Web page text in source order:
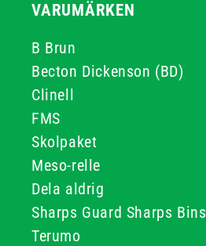
VARUMÄRKEN
B Brun
Becton Dickenson (BD)
Clinell
FMS
Skolpaket
Meso-relle
Dela aldrig
Sharps Guard Sharps Bins
Terumo